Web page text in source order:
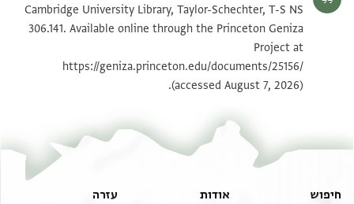
T-S NS 306.141 1v הגדל וסובב
תנאי היתר שימוש בתצלום
Cambridge University Library, Taylor-Schechter, T-S NS
306.141. Available online through the Princeton Geniza
Project at
https://geniza.princeton.edu/documents/25156/
(accessed August 7, 2026).
חיפוש אודות עזרה